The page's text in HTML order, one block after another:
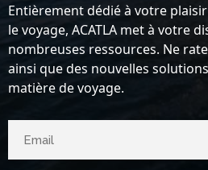
Entièrement dédié à votre
le voyage, ACATLA met à votre
nombreuses ressources. Ne
ainsi que des nouvelles
matière de voyage.